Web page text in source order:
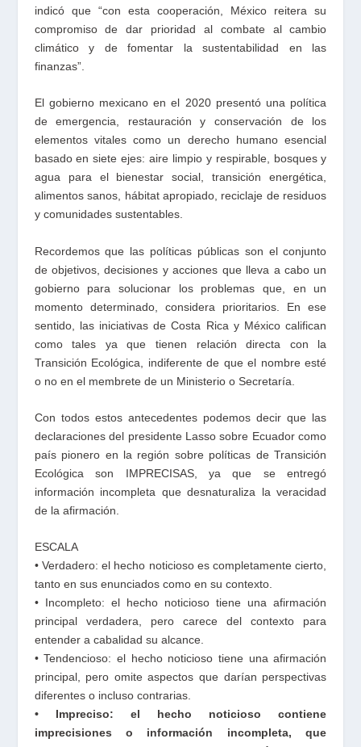
indicó que “con esta cooperación, México reitera su
compromiso de dar prioridad al combate al cambio
climático y de fomentar la sustentabilidad en las
finanzas”.
El gobierno mexicano en el 2020 presentó una política
de emergencia, restauración y conservación de los
elementos vitales como un derecho humano esencial
basado en siete ejes: aire limpio y respirable, bosques y
agua para el bienestar social, transición energética,
alimentos sanos, hábitat apropiado, reciclaje de residuos
y comunidades sustentables.
Recordemos que las políticas públicas son el conjunto
de objetivos, decisiones y acciones que lleva a cabo un
gobierno para solucionar los problemas que, en un
momento determinado, considera prioritarios. En ese
sentido, las iniciativas de Costa Rica y México califican
como tales ya que tienen relación directa con la
Transición Ecológica, indiferente de que el nombre esté
o no en el membrete de un Ministerio o Secretaría.
Con todos estos antecedentes podemos decir que las
declaraciones del presidente Lasso sobre Ecuador como
país pionero en la región sobre políticas de Transición
Ecológica son IMPRECISAS, ya que se entregó
información incompleta que desnaturaliza la veracidad
de la afirmación.
ESCALA
• Verdadero: el hecho noticioso es completamente cierto,
tanto en sus enunciados como en su contexto.
• Incompleto: el hecho noticioso tiene una afirmación
principal verdadera, pero carece del contexto para
entender a cabalidad su alcance.
• Tendencioso: el hecho noticioso tiene una afirmación
principal, pero omite aspectos que darían perspectivas
diferentes o incluso contrarias.
• Impreciso: el hecho noticioso contiene
imprecisiones o información incompleta, que